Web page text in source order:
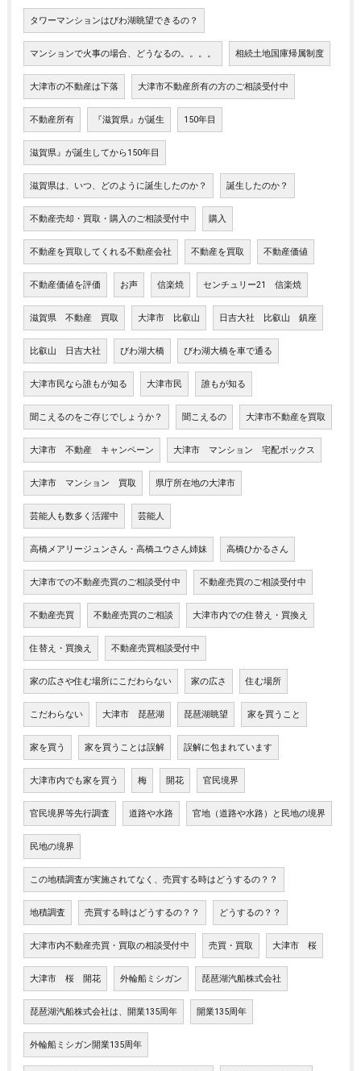
タワーマンションはびわ湖眺望できるの？
マンションで火事の場合、どうなるの。。。。 相続土地国庫帰属制度
大津市の不動産は下落 大津市不動産所有の方のご相談受付中
不動産所有 『滋賀県』が誕生 150年目
滋賀県』が誕生してから150年目
滋賀県は、いつ、どのように誕生したのか？ 誕生したのか？
不動産売却・買取・購入のご相談受付中 購入
不動産を買取してくれる不動産会社 不動産を買取 不動産価値
不動産価値を評価 お声 信楽焼 センチュリー21 信楽焼
滋賀県 不動産 買取 大津市 比叡山 日吉大社 比叡山 鎮座
比叡山 日吉大社 びわ湖大橋 びわ湖大橋を車で通る
大津市民なら誰もが知る 大津市民 誰もが知る
聞こえるのをご存じでしょうか？ 聞こえるの 大津市不動産を買取
大津市 不動産 キャンペーン 大津市 マンション 宅配ボックス
大津市 マンション 買取 県庁所在地の大津市
芸能人も数多く活躍中 芸能人
高橋メアリージュンさん・高橋ユウさん姉妹 高橋ひかるさん
大津市での不動産売買のご相談受付中 不動産売買のご相談受付中
不動産売買 不動産売買のご相談 大津市内での住替え・買換え
住替え・買換え 不動産売買相談受付中
家の広さや住む場所にこだわらない 家の広さ 住む場所
こだわらない 大津市 琵琶湖 琵琶湖眺望 家を買うこと
家を買う 家を買うことは誤解 誤解に包まれています
大津市内でも家を買う 梅 開花 官民境界
官民境界等先行調査 道路や水路 官地（道路や水路）と民地の境界
民地の境界
この地積調査が実施されてなく、売買する時はどうするの？？
地積調査 売買する時はどうするの？？ どうするの？？
大津市内不動産売買・買取の相談受付中 売買・買取 大津市 桜
大津市 桜 開花 外輪船ミシガン 琵琶湖汽船株式会社
琵琶湖汽船株式会社は、開業135周年 開業135周年
外輪船ミシガン開業135周年